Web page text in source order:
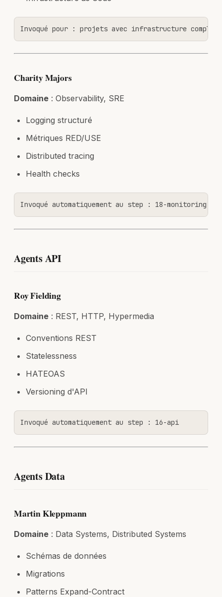
Invoqué pour : projets avec infrastructure complexe
Charity Majors
Domaine : Observability, SRE
Logging structuré
Métriques RED/USE
Distributed tracing
Health checks
Invoqué automatiquement au step : 18-monitoring
Agents API
Roy Fielding
Domaine : REST, HTTP, Hypermedia
Conventions REST
Statelessness
HATEOAS
Versioning d'API
Invoqué automatiquement au step : 16-api
Agents Data
Martin Kleppmann
Domaine : Data Systems, Distributed Systems
Schémas de données
Migrations
Patterns Expand-Contract